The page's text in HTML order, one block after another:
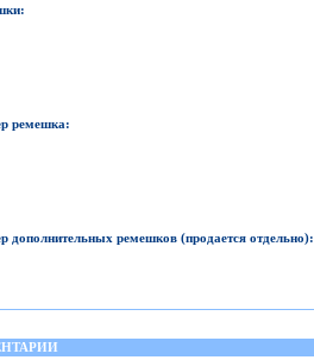
:
ремешка:
дополнительных ремешков (продается отдельно):